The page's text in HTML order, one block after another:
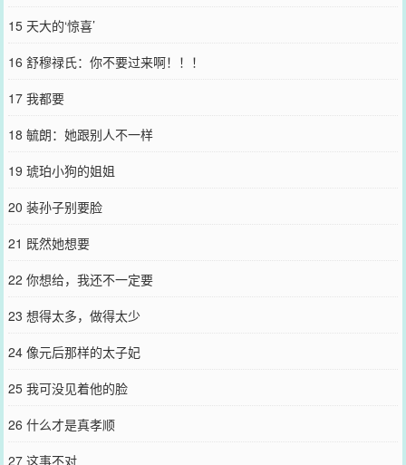
15 天大的‘惊喜’
16 舒穆禄氏：你不要过来啊！！！
17 我都要
18 毓朗：她跟别人不一样
19 琥珀小狗的姐姐
20 装孙子别要脸
21 既然她想要
22 你想给，我还不一定要
23 想得太多，做得太少
24 像元后那样的太子妃
25 我可没见着他的脸
26 什么才是真孝顺
27 这事不对